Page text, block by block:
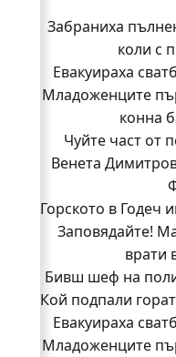
Забраниха
коли с
Евакуираха
Младоженците
конна
Чуйте част от
Венета
Горското в Годеч
Заповядайте!
врати
Бивш шеф на
Кой подпали
Младежи от
Кой подпали
Евакуираха
Младоженците